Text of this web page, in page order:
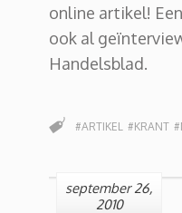
online artikel!
ook al
Handelsblad.
#ARTIKEL #KRANT
september 26,
2010